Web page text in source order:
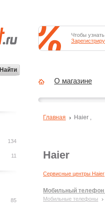
Haier
Сервисные центры Haier
Мобильный
Мобильные телефоны
Главная Haier ,
134
11
85
Найти
Чтобы
О магазине